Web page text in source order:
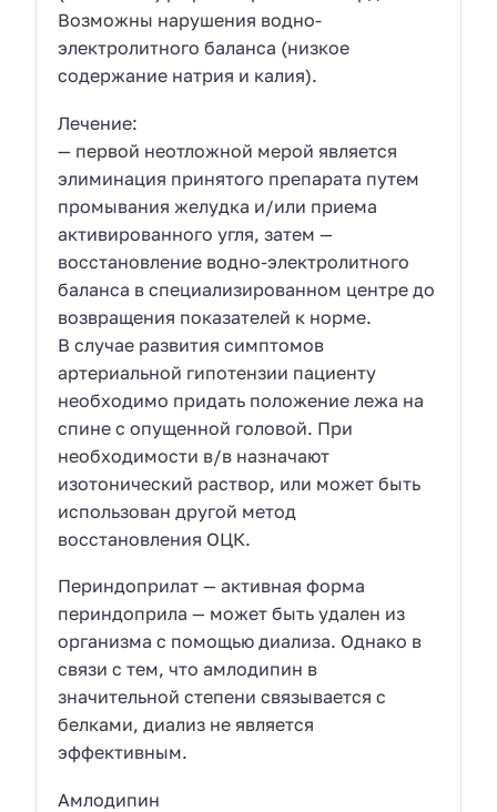
Возможны нарушения водно-
электролитного баланса (низкое
содержание натрия и калия).
Лечение:
— первой неотложной мерой является
элиминация принятого препарата путем
промывания желудка и/или приема
активированного угля, затем —
восстановление водно-электролитного
баланса в специализированном центре до
возвращения показателей к норме.
В случае развития симптомов
артериальной гипотензии пациенту
необходимо придать положение лежа на
спине с опущенной головой. При
необходимости в/в назначают
изотонический раствор, или может быть
использован другой метод
восстановления ОЦК.
Периндоприлат — активная форма
периндоприла — может быть удален из
организма с помощью диализа. Однако в
связи с тем, что амлодипин в
значительной степени связывается с
белками, диализ не является
эффективным.
Амлодипин